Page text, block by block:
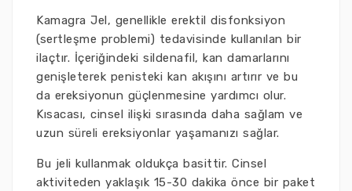
Kamagra Jel, genellikle erektil disfonksiyon
(sertleşme problemi) tedavisinde kullanılan bir
ilaçtır. İçeriğindeki sildenafil, kan damarlarını
genişleterek penisteki kan akışını artırır ve bu
da ereksiyonun güçlenmesine yardımcı olur.
Kısacası, cinsel ilişki sırasında daha sağlam ve
uzun süreli ereksiyonlar yaşamanızı sağlar.
Bu jeli kullanmak oldukça basittir. Cinsel
aktiviteden yaklaşık 15-30 dakika önce bir paket